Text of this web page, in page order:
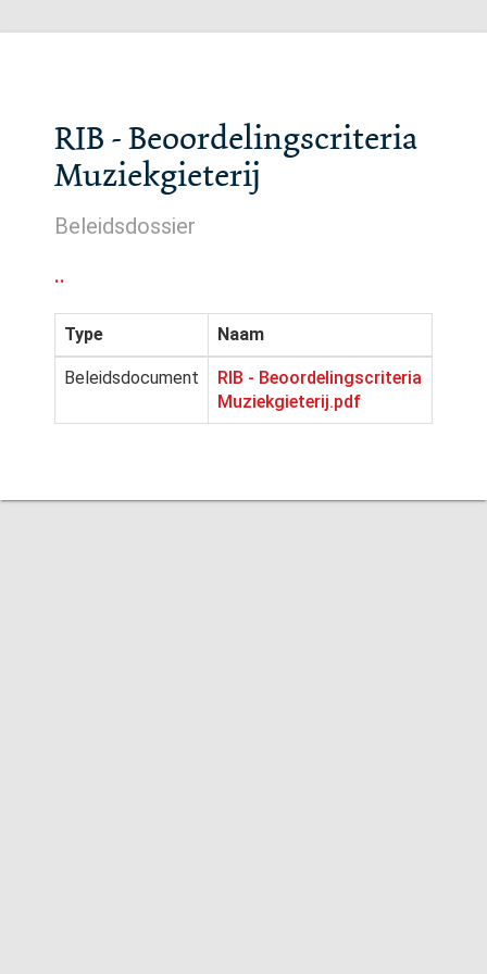
RIB - Beoordelingscriteria
Muziekgieterij
Beleidsdossier
..
Type Naam
Beleidsdocument
RIB - Beoordelingscriteria
Muziekgieterij.pdf